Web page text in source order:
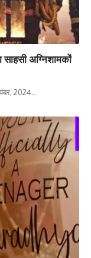
अग्निशामकों
2024…